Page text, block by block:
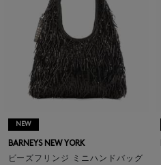
NEW
BARNEYS NEW YORK
ビーズフリンジ ミニハンドバッグ